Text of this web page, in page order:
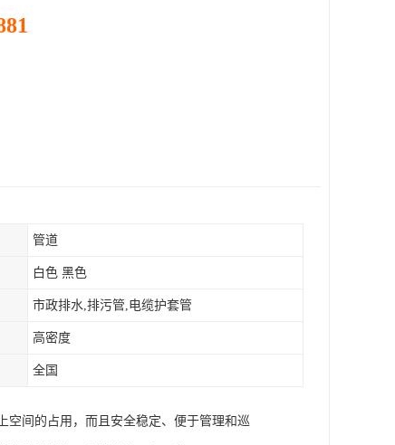
管道
白色 黑色
市政排水,排污管,电缆护套管
高密度
全国
空间的占用，而且安全稳定、便于管理和巡